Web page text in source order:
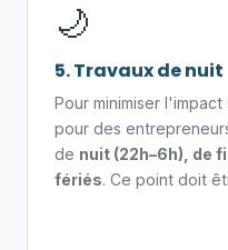
🌙
5. Travaux de nuit
Pour minimiser
pour des
de nuit (22h–6h), de
fériés. Ce point doit